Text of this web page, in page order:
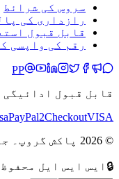
سروس کی شرائط
رازداری کی
قابل قبول
رقم کی واپسی
PP
قابل قبول ادائیگی
PayPal2CheckoutVISA
© 2026 پاکش گروپ۔ جملہ حقوق محفوظ ہیں۔
🔒 ایس ایس ایل محفوظ